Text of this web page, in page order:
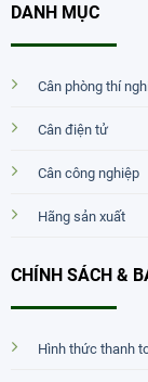
DANH MỤC
Cân phòng thí
Cân điện tử
Cân công nghiệp
Hãng sản xuất
CHÍNH SÁCH &
Hình thức thanh